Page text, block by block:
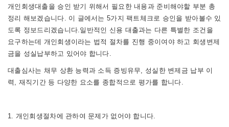
개인회생대출을 승인 받기 위해서 필요한 내용과 준비해야할 부분 총
정리 해보겠습니다. 이 글에서는 5가지 팩트체크로 승인을 받아볼수 있
도록 정보드리겠습니다.일반적인 신용 대출과는 다른 특별한 조건을
요구하는데 개인회생이라는 법적 절차를 진행 중이여야 하고 회생변제
금을 성실납부하고 있어야 합니다.
대출심사는 채무 상환 능력과 소득 증빙유무, 성실한 변제금 납부 이
력, 재직기간 등 다양한 요소를 종합적으로 평가를 합니다.
1. 개인회생절차에 관하여 문제가 없어야 합니다.